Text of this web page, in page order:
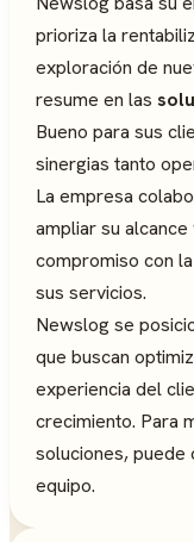
prioriza la
exploración de
resume en las
Bueno para sus
sinergias tanto
La empresa
ampliar su
compromiso con
sus servicios.
Newslog se
que buscan
experiencia del
crecimiento. Para
soluciones, puede
equipo.